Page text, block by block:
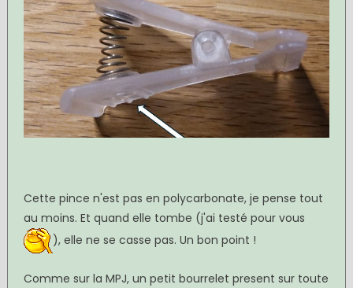
Cette pince n'est pas en polycarbonate, je pense tout
au moins. Et quand elle tombe (j'ai testé pour vous
), elle ne se casse pas. Un bon point !
Comme sur la MPJ, un petit bourrelet present sur toute